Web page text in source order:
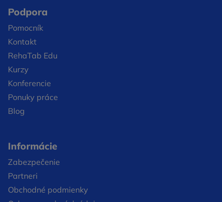
Podpora
Pomocník
Kontakt
RehaTab Edu
Kurzy
Konferencie
Ponuky práce
Blog
Informácie
Zabezpečenie
Partneri
Obchodné podmienky